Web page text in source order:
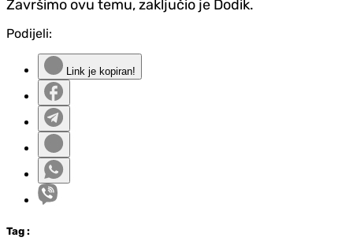
Završimo ovu temu, zaključio je Dodik.
Podijeli:
Link je kopiran!
Tag :